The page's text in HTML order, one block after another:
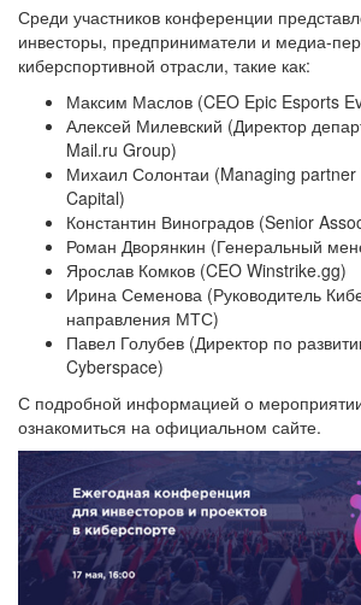
Среди участников конференции
инвесторы, предприниматели и медиа-
киберспортивной отрасли, такие как:
Максим Маслов (CEO Epic Esports
Алексей Милевский (Директор
Mail.ru Group)
Михаил Солонтаи (Managing partner
Capital)
Константин Виноградов (Senior
Роман Дворянкин (Генеральный
Ярослав Комков (CEO Winstrike.gg)
Ирина Семенова (Руководитель
направления МТС)
Павел Голубев (Директор по
Cyberspace)
С подробной информацией о
ознакомиться на официальном сайте.